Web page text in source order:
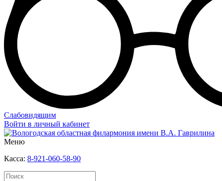
Слабовидящим
Войти в личный кабинет
Меню
Касса: 8-921-060-58-90